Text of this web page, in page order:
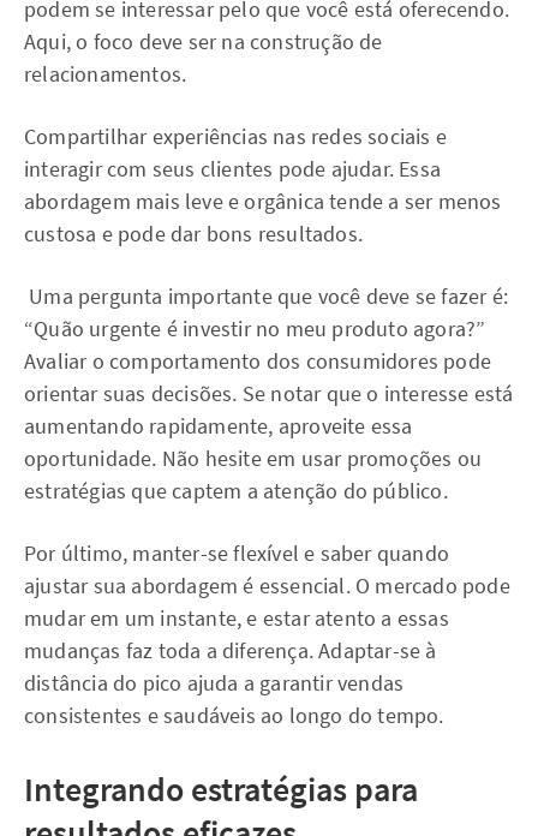
podem se interessar pelo que você está oferecendo.
Aqui, o foco deve ser na construção de
relacionamentos.
Compartilhar experiências nas redes sociais e
interagir com seus clientes pode ajudar. Essa
abordagem mais leve e orgânica tende a ser menos
custosa e pode dar bons resultados.
Uma pergunta importante que você deve se fazer é:
“Quão urgente é investir no meu produto agora?”
Avaliar o comportamento dos consumidores pode
orientar suas decisões. Se notar que o interesse está
aumentando rapidamente, aproveite essa
oportunidade. Não hesite em usar promoções ou
estratégias que captem a atenção do público.
Por último, manter-se flexível e saber quando
ajustar sua abordagem é essencial. O mercado pode
mudar em um instante, e estar atento a essas
mudanças faz toda a diferença. Adaptar-se à
distância do pico ajuda a garantir vendas
consistentes e saudáveis ao longo do tempo.
Integrando estratégias para